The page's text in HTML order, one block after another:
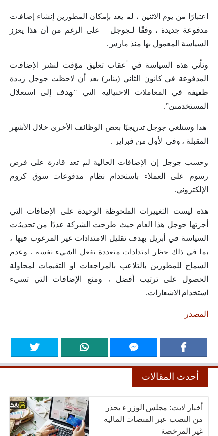
اعتبارًا من يوم الاثنين ، لم يعد بإمكان المطورين إنشاء إضافات
مدفوعة جديدة ، وفقًا لـجوجل – على الرغم من أن هذا يعزز
السياسة المعمول بها منذ مارس.
وتأتي هذه السياسة في أعقاب تعليق مؤقت لنشر الإضافات
المدفوعة في كانون الثاني (يناير) بعد أن لاحظت جوجل زيادة
طفيفة في المعاملات الاحتيالية التي “تهدف إلى استغلال
المستخدمين”.
هذا وستلغي جوجل تدريجيًا بعض الوظائف الأخرى خلال الأشهر
المقبلة ، وفي الأول من فبراير .
وحسب جوجل إن الإضافات الحالية لم تعد قادرة على فرض
رسوم على العملاء باستخدام نظام مدفوعات سوق كروم
الإلكتروني.
هذه ليست التغييرات الملحوظة الوحيدة على الإضافات التي
أجرتها جوجل هذا العام حيث طرحت الشركة عددًا من تحديثات
السياسة في أبريل بهدف تقليل الامتدادات غير المرغوب فيها ،
بما في ذلك حظر امتدادات متعددة تفعل الشيء نفسه ، وعدم
السماح للمطورين بالتلاعب بالمراجعات او التقيمات لمحاولة
الحصول على ترتيب أفضل ، ومنع الإضافات التي تسيء
استخدام الاشعارات.
المصدر
أحدث المقالات
أخبار لايت: مجلس الوزراء يحذر
من النصب عبر المنصات المالية
غير المرخصة